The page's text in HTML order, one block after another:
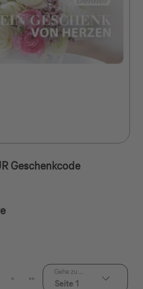
Geschenkcode
Seite 1
Gehe zu ...